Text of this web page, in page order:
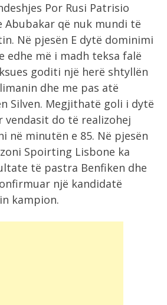
Por Rusi Patrisio
Abubakar që nuk mundi të
Në pjesën E dytë dominimi
edhe më i madh teksa falë
goditi një herë shtyllën
dhe me pas atë
Silven. Megjithatë goli i dytë
vendasit do të realizohej
në minutën e 85. Në pjesën
Spoirting Lisbone ka
të pastra Benfiken dhe
një kandidatë
kampion.